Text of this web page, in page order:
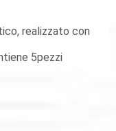
realizzato con
5pezzi